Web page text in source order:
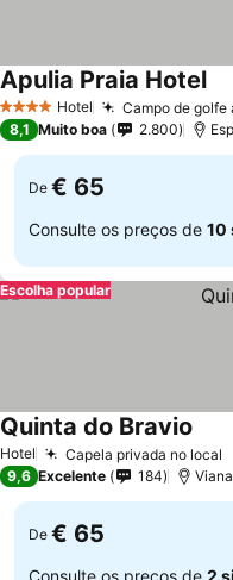
4 EstrelasHotel Campo de golfe
Apulia Praia Hotel
8,1 Muito boa 2.800
De € 65
Consulte os preços de 10
Escolha popular
Hotel Capela privada no local
Quinta do Bravio
9,6 Excelente 184
De € 65
Consulte os preços de 2